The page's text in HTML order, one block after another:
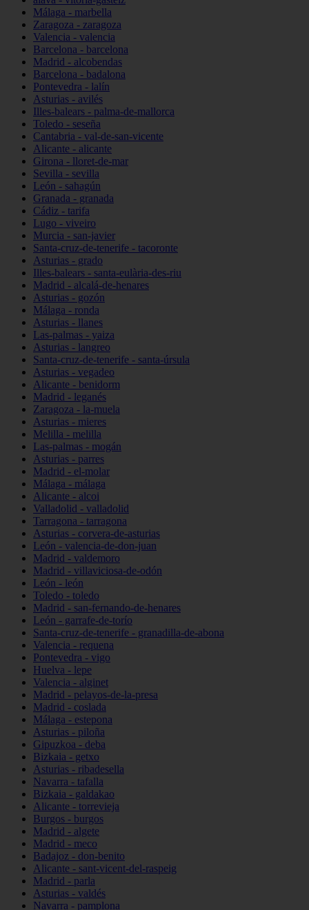
Málaga - marbella
Zaragoza - zaragoza
Valencia - valencia
Barcelona - barcelona
Madrid - alcobendas
Barcelona - badalona
Pontevedra - lalín
Asturias - avilés
Illes-balears - palma-de-mallorca
Toledo - seseña
Cantabria - val-de-san-vicente
Alicante - alicante
Girona - lloret-de-mar
Sevilla - sevilla
León - sahagún
Granada - granada
Cádiz - tarifa
Lugo - viveiro
Murcia - san-javier
Santa-cruz-de-tenerife - tacoronte
Asturias - grado
Illes-balears - santa-eulària-des-riu
Madrid - alcalá-de-henares
Asturias - gozón
Málaga - ronda
Asturias - llanes
Las-palmas - yaiza
Asturias - langreo
Santa-cruz-de-tenerife - santa-úrsula
Asturias - vegadeo
Alicante - benidorm
Madrid - leganés
Zaragoza - la-muela
Asturias - mieres
Melilla - melilla
Las-palmas - mogán
Asturias - parres
Madrid - el-molar
Málaga - málaga
Alicante - alcoi
Valladolid - valladolid
Tarragona - tarragona
Asturias - corvera-de-asturias
León - valencia-de-don-juan
Madrid - valdemoro
Madrid - villaviciosa-de-odón
León - león
Toledo - toledo
Madrid - san-fernando-de-henares
León - garrafe-de-torío
Santa-cruz-de-tenerife - granadilla-de-abona
Valencia - requena
Pontevedra - vigo
Huelva - lepe
Valencia - alginet
Madrid - pelayos-de-la-presa
Madrid - coslada
Málaga - estepona
Asturias - piloña
Gipuzkoa - deba
Bizkaia - getxo
Asturias - ribadesella
Navarra - tafalla
Bizkaia - galdakao
Alicante - torrevieja
Burgos - burgos
Madrid - algete
Madrid - meco
Badajoz - don-benito
Alicante - sant-vicent-del-raspeig
Madrid - parla
Asturias - valdés
Navarra - pamplona